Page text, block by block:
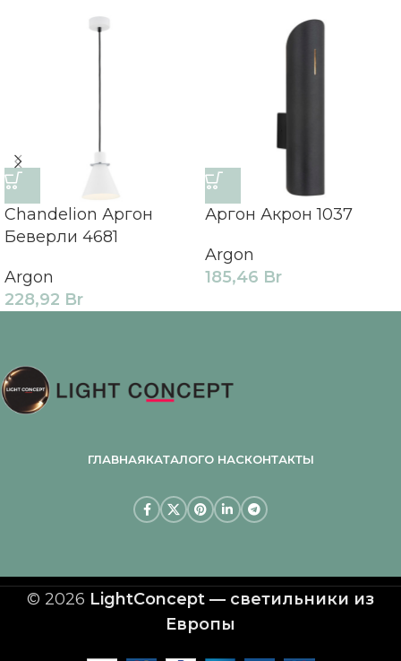
Chandelion Аргон
Беверли 4681
Argon
228,92 Br
Аргон Акрон 1037
Argon
185,46 Br
ГЛАВНАЯКАТАЛОГО НАСКОНТАКТЫ
© 2026 LightConcept — светильники из
Европы